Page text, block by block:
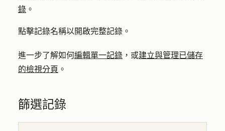
錄 。
點擊記錄名稱以開啟完整記錄。
進一步了解如何編輯單一記錄 ，或建立與管理已儲存
的檢視分頁 。
篩選記錄